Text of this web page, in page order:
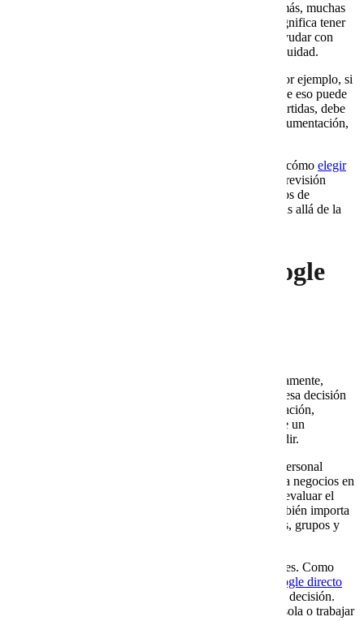
Elegir proveedor no debe basarse solo en precio. Además, muchas
empresas descubren tarde que contratar licencias no significa tener
acompañamiento real. Un proveedor adecuado debe ayudar con
diagnóstico, configuración, soporte, seguridad y continuidad.
También debe explicar los riesgos en lenguaje claro. Por ejemplo, si
una empresa no tiene acceso al dominio, debe saber que eso puede
impedir configuraciones críticas. Si hay cuentas compartidas, debe
entender el riesgo operativo. Si no hay respaldos o documentación,
Por eso, antes de tomar una decisión, conviene revisar cómo elegir
. Esta revisión
ayuda a comparar soporte, experiencia, alcance, tiempos de
respuesta y capacidad para acompañar a la empresa más allá de la
8. Cobalt Blue Web y Google
Muchas empresas consideran contratar servicios directamente,
porque parece más rápido o más barato. Sin embargo, esa decisión
puede dejar dudas sobre configuración, soporte, facturación,
administración y continuidad. Además, cuando aparece un
problema, el negocio puede no tener claro a quién acudir.
Contratar directo puede funcionar para empresas con personal
técnico interno y procesos definidos. Sin embargo, para negocios en
crecimiento que necesitan acompañamiento, conviene evaluar el
riesgo completo. No solo importa activar cuentas. También importa
configurar dominio, seguridad, entregabilidad, usuarios, grupos y
Por esta razón, una revisión previa ayuda a evitar errores. Como
checklist de problemas al contratar Google directo
permite identificar riesgos comunes antes de tomar una decisión.
Así, la empresa puede comparar si le conviene operar sola o trabajar